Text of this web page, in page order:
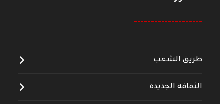
--------------------
طريق الشعب
الثقافة الجديدة